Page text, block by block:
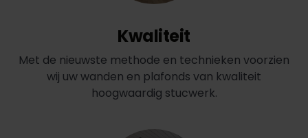
Kwaliteit
Met de nieuwste methode en technieken voorzien
wij uw wanden en plafonds van kwaliteit
hoogwaardig stucwerk.